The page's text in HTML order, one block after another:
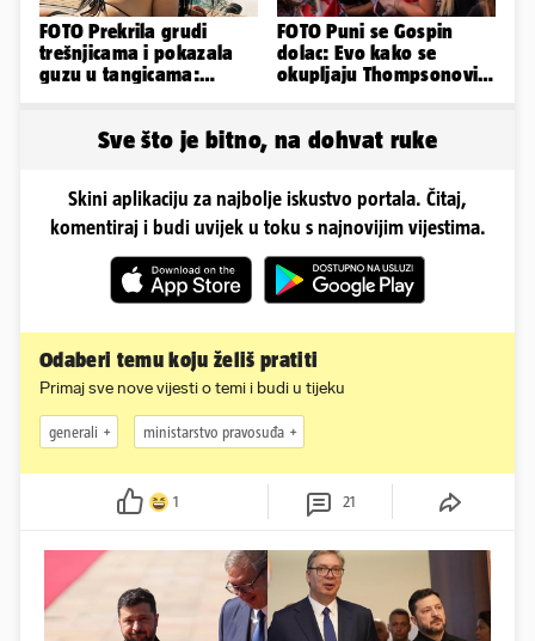
FOTO Prekrila grudi
trešnjicama i pokazala
guzu u tangicama:
FOTO Puni se Gospin
dolac: Evo kako se
okupljaju Thompsonovi
Sve što je bitno, na dohvat ruke
Skini aplikaciju za najbolje iskustvo portala. Čitaj,
komentiraj i budi uvijek u toku s najnovijim vijestima.
Odaberi temu koju želiš pratiti
Primaj sve nove vijesti o temi i budi u tijeku
generali ministarstvo pravosuđa
1 21